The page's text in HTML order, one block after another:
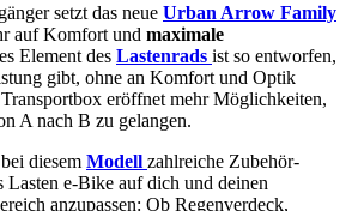
setzt das neue Urban Arrow Family
auf Komfort und maximale
Element des Lastenrads ist so entworfen,
gibt, ohne an Komfort und Optik
eröffnet mehr Möglichkeiten,
A nach B zu gelangen.
diesem Modell zahlreiche Zubehör-
e-Bike auf dich und deinen
anzupassen: Ob Regenverdeck,